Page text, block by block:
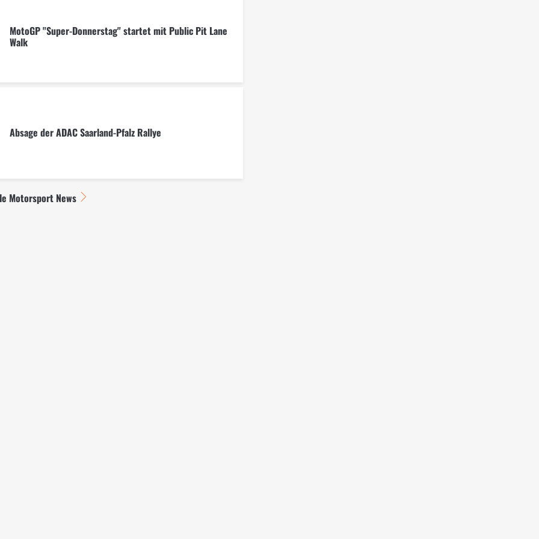
MotoGP "Super-Donnerstag" startet mit Public Pit Lane
Walk
Absage der ADAC Saarland-Pfalz Rallye
Motorsport News